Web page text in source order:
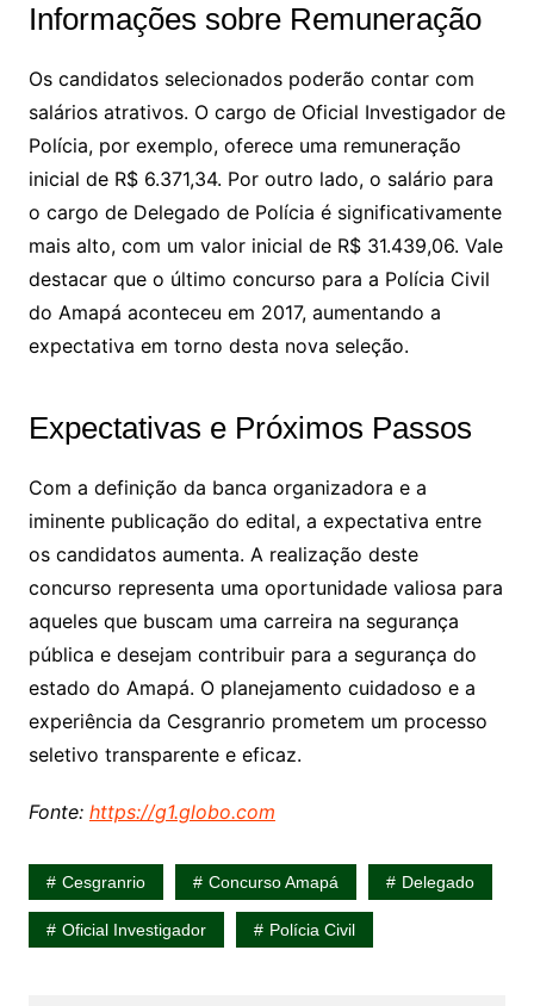
Informações sobre Remuneração
Os candidatos selecionados poderão contar com
salários atrativos. O cargo de Oficial Investigador de
Polícia, por exemplo, oferece uma remuneração
inicial de R$ 6.371,34. Por outro lado, o salário para
o cargo de Delegado de Polícia é significativamente
mais alto, com um valor inicial de R$ 31.439,06. Vale
destacar que o último concurso para a Polícia Civil
do Amapá aconteceu em 2017, aumentando a
expectativa em torno desta nova seleção.
Expectativas e Próximos Passos
Com a definição da banca organizadora e a
iminente publicação do edital, a expectativa entre
os candidatos aumenta. A realização deste
concurso representa uma oportunidade valiosa para
aqueles que buscam uma carreira na segurança
pública e desejam contribuir para a segurança do
estado do Amapá. O planejamento cuidadoso e a
experiência da Cesgranrio prometem um processo
seletivo transparente e eficaz.
Fonte: https://g1.globo.com
Cesgranrio Concurso Amapá Delegado
Oficial Investigador Polícia Civil